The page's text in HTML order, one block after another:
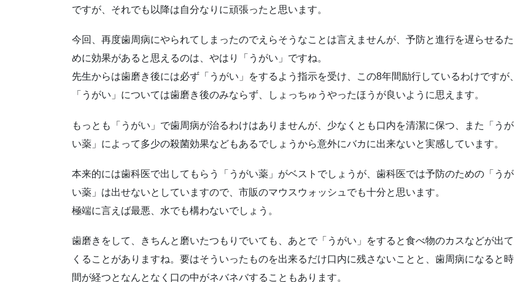
ですが、それでも以降は自分なりに頑張ったと思います。
今回、再度歯周病にやられてしまったのでえらそうなことは言えませんが、予防と進行を遅らせるた
めに効果があると思えるのは、やはり「うがい」ですね。
先生からは歯磨き後には必ず「うがい」をするよう指示を受け、この8年間励行しているわけですが、
「うがい」については歯磨き後のみならず、しょっちゅうやったほうが良いように思えます。
もっとも「うがい」で歯周病が治るわけはありませんが、少なくとも口内を清潔に保つ、また「うが
い薬」によって多少の殺菌効果などもあるでしょうから意外にバカに出来ないと実感しています。
本来的には歯科医で出してもらう「うがい薬」がベストでしょうが、歯科医では予防のための「うが
い薬」は出せないとしていますので、市販のマウスウォッシュでも十分と思います。
極端に言えば最悪、水でも構わないでしょう。
歯磨きをして、きちんと磨いたつもりでいても、あとで「うがい」をすると食べ物のカスなどが出て
くることがありますね。要はそういったものを出来るだけ口内に残さないことと、歯周病になると時
間が経つとなんとなく口の中がネバネバすることもあります。